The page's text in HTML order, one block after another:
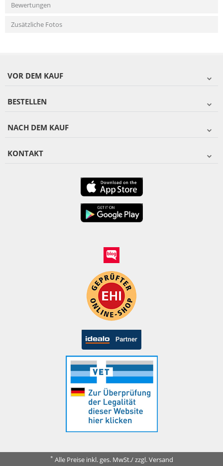
Bewertungen
Zusätzliche Fotos
VOR DEM KAUF
BESTELLEN
NACH DEM KAUF
KONTAKT
* Alle Preise inkl. ges. MwSt./ zzgl. Versand